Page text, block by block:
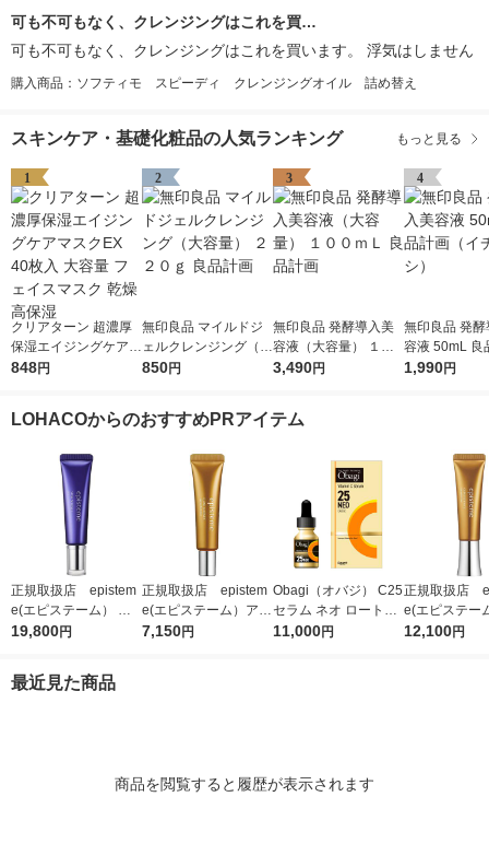
可も不可もなく、クレンジングはこれを買…
可も不可もなく、クレンジングはこれを買います。 浮気はしません
購入商品：ソフティモ スピーディ クレンジングオイル 詰め替え
スキンケア・基礎化粧品の人気ランキング もっと見る
1
クリアターン 超濃厚
保湿エイジングケアマ
スクEX 40枚入 大容量
848円
2
無印良品 マイルドジ
ェルクレンジング（大
容量） ２２０ｇ 良品
850円
3
無印良品 発酵導入美
容液（大容量） １０
０ｍＬ 良品計画
3,490円
4
無印良品 発酵
容液 50mL 良
（イチオシ）
1,990円
LOHACOからのおすすめPRアイテム
正規取扱店 epistem
e(エピステーム） ス
テムサイエンスアイ 1
19,800円
正規取扱店 epistem
e(エピステーム）アイ
パーフェクトショット
7,150円
Obagi（オバジ） C25
セラム ネオ ロート製
薬
11,000円
正規取扱店
e(エピステー
パーフェクト
12,100円
最近見た商品
商品を閲覧すると履歴が表示されます